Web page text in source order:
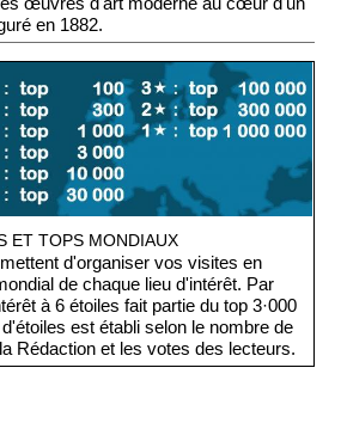
en 1882.
ET TOPS MONDIAUX
d'organiser vos visites en
de chaque lieu d'intérêt. Par
à 6 étoiles fait partie du top 3·000
est établi selon le nombre de
Rédaction et les votes des lecteurs.